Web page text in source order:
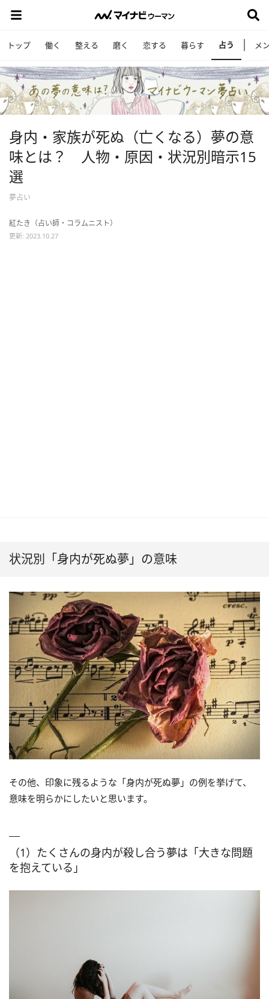
トップ 働く 整える 磨く 恋する 暮らす 占う メ
身内・家族が死ぬ（亡くなる）夢の意
味とは？ 人物・原因・状況別暗示15
選
夢占い
紅たき（占い師・コラムニスト）
更新: 2023.10.27
状況別「身内が死ぬ夢」の意味
その他、印象に残るような「身内が死ぬ夢」の例を挙げて、
意味を明らかにしたいと思います。
（1）たくさんの身内が殺し合う夢は「大きな問題
を抱えている」